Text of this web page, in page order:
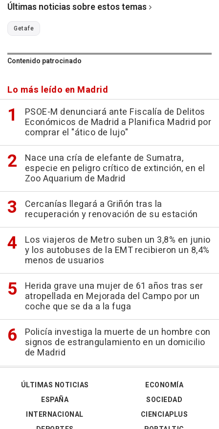
Últimas noticias sobre estos temas
Getafe
Contenido patrocinado
Lo más leído en Madrid
PSOE-M denunciará ante Fiscalía de Delitos
Económicos de Madrid a Planifica Madrid por
comprar el "ático de lujo"
Nace una cría de elefante de Sumatra,
especie en peligro crítico de extinción, en el
Zoo Aquarium de Madrid
Cercanías llegará a Griñón tras la
recuperación y renovación de su estación
Los viajeros de Metro suben un 3,8% en junio
y los autobuses de la EMT recibieron un 8,4%
menos de usuarios
Herida grave una mujer de 61 años tras ser
atropellada en Mejorada del Campo por un
coche que se da a la fuga
Policía investiga la muerte de un hombre con
signos de estrangulamiento en un domicilio
de Madrid
ÚLTIMAS NOTICIAS
ESPAÑA
INTERNACIONAL
ECONOMÍA
SOCIEDAD
CIENCIAPLUS